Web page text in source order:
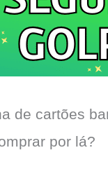
de cartões
por lá?